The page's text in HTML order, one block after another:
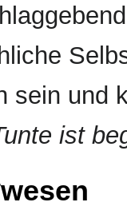
sein und
ist